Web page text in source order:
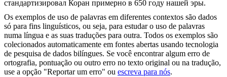
стандартизировал Коран примерно в 650 году нашей эры.
Os exemplos de uso de palavras em diferentes contextos são dados
só para fins linguísticos, ou seja, para estudar o uso de palavras
numa língua e as suas traduções para outra. Todos os exemplos são
colecionados automaticamente em fontes abertas usando tecnologia
de pesquisa de dados bilíngues. Se você encontrar algum erro de
ortografia, pontuação ou outro erro no texto original ou na tradução,
use a opção "Reportar um erro" ou escreva para nós.